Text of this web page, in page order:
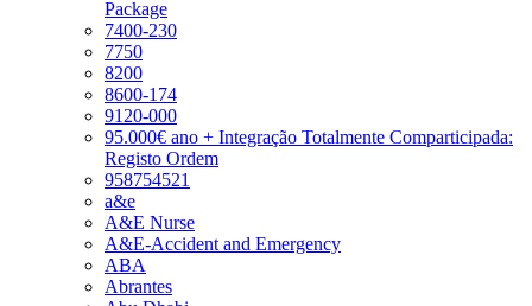
Package
7400-230
7750
8200
8600-174
9120-000
95.000€ ano + Integração Totalmente Comparticipada:
Registo Ordem
958754521
a&e
A&E Nurse
A&E-Accident and Emergency
ABA
Abrantes